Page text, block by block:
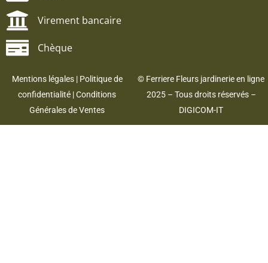
Virement bancaire
Chèque
Mentions légales| Politique de
confidentialité |Conditions
Générales de Ventes
© Ferriere Fleurs jardinerie en ligne
2025 – Tous droits réservés –
DIGICOM-IT